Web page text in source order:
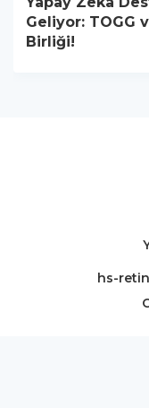
Geliyor: TOGG
Birliği!
hs-